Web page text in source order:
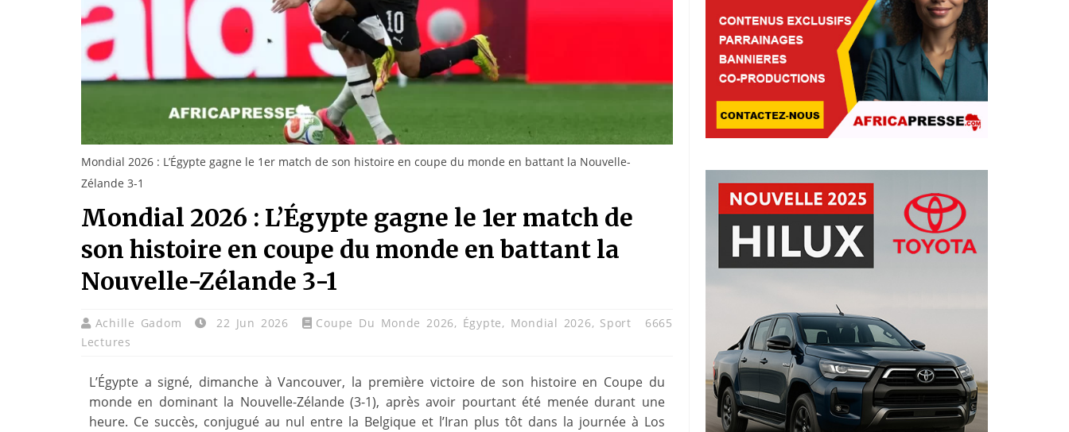
Mondial 2026 : L’Égypte gagne le 1er match de son histoire en coupe du monde en battant la Nouvelle-
Zélande 3-1
Mondial 2026 : L’Égypte gagne le 1er match de
son histoire en coupe du monde en battant la
Nouvelle-Zélande 3-1
Achille Gadom 22 Jun 2026 Coupe Du Monde 2026, Égypte, Mondial 2026, Sport
6665
Lectures
L’Égypte a signé, dimanche à Vancouver, la première victoire de son histoire en Coupe du
monde en dominant la Nouvelle-Zélande (3-1), après avoir pourtant été menée durant une
heure. Ce succès, conjugué au nul entre la Belgique et l’Iran plus tôt dans la journée à Los